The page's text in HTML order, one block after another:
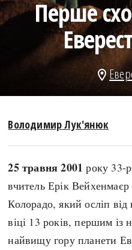
СЬОГОДНІ
ПРАВИЛА ЖИТТЯ
КАРТИ
НОТА БЕНЕ
Перше
location_on
Володимир Лук'янюк
25 травня 2001 року 33-
вчитель Ерік
Колорадо, який осліп
віці 13 років, першим із
найвищу гору планети